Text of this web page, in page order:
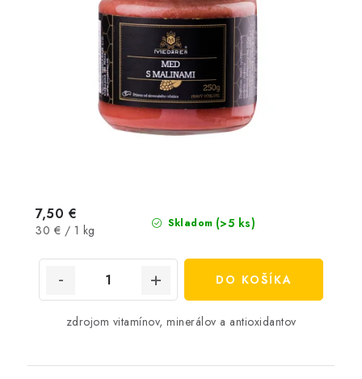
Skladom (>5 ks)
7,50 €
Jednotková
30 € / 1 kg
DO KOŠÍKA
zdrojom vitamínov, minerálov a antioxidantov